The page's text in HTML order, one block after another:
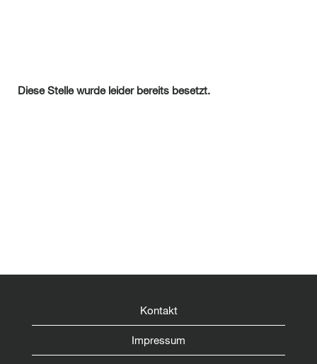
Diese Stelle wurde leider bereits besetzt.
Kontakt
Impressum